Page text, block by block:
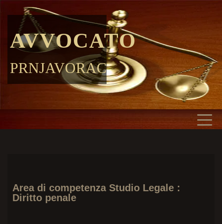
AVVOCATO
PRNJAVORAC
Area di competenza Studio Legale :
Diritto penale